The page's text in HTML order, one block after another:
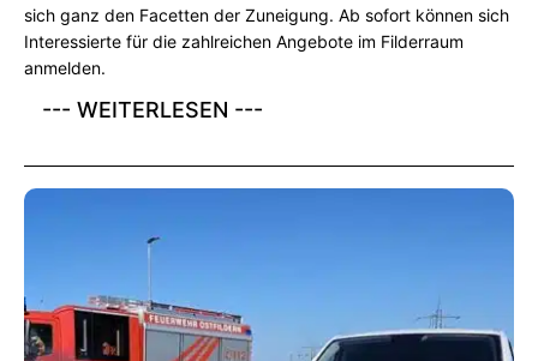
sich ganz den Facetten der Zuneigung. Ab sofort können sich
Interessierte für die zahlreichen Angebote im Filderraum
anmelden.
--- WEITERLESEN ---